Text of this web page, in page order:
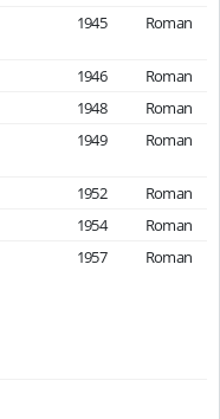
1945 Roman
1946
Roman
1948
Roman
1949 Roman
1952
Roman
1954
Roman
1957 Roman